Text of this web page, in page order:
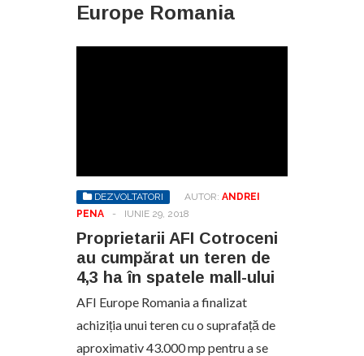
Europe Romania
DEZVOLTATORI AUTOR: ANDREI
PENA
- IUNIE 29, 2018
Proprietarii AFI Cotroceni
au cumpărat un teren de
4,3 ha în spatele mall-ului
AFI Europe Romania a finalizat
achiziția unui teren cu o suprafață de
aproximativ 43.000 mp pentru a se